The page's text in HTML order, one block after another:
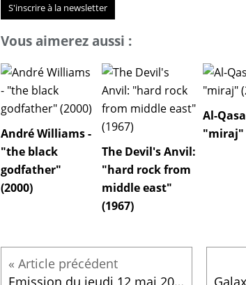
S'inscrire à la newsletter
Vous aimerez aussi :
André Williams -
"the black
godfather"
(2000)
The Devil's Anvil:
"hard rock from
middle east"
(1967)
Al-
"miraj"
Emission du jeudi 12 mai 2016